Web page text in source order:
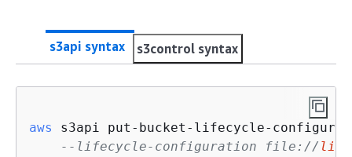
s3api syntax s3control syntax
aws
s3api put-bucket-lifecycle-
--lifecycle-configuration file://